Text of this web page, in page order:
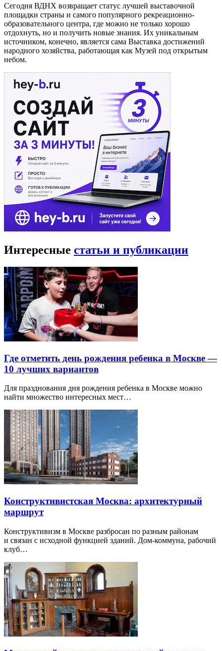
Сегодня ВДНХ возвращает статус лучшей выставочной
площадки страны и самого популярного рекреационно-
образовательного центра, где можно не только хорошо
отдохнуть, но и получить новые знания. Их уникальным
источником, конечно, является сама Выставка достижений
народного хозяйства, работающая как Музей под открытым
небом.
Интересные статьи и публикации
Где отметить день рождения ребенка в Москве —
10 лучших вариантов
Для празднования дня рождения ребенка в Москве можно
найти множество интересных мест…
Конструктивистская Москва: архитектурный
маршрут
Конструктивизм в Москве разбросан по разным районам
и связан с исходной функцией зданий. Дом-коммуна, рабочий
клуб…